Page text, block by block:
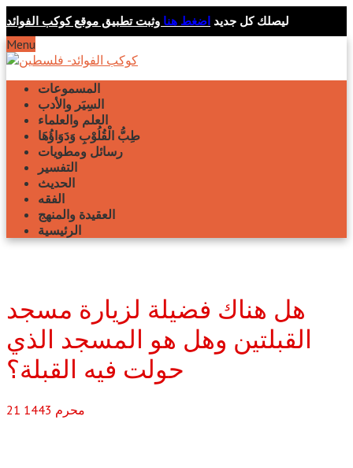
ليصلك كل جديد اضغط هنا وثبت تطبيق موقع كوكب الفوائد
Menu
المسموعات
السِيَر والأدب
العلم والعلماء
طِبُّ الْقُلُوْبِ وَدَوَاؤُهَا
رسائل ومطويات
التفسير
الحديث
الفقه
العقيدة والمنهج
الرئيسية
هل هناك فضيلة لزيارة مسجد
القبلتين وهل هو المسجد الذي
21 محرم 1443